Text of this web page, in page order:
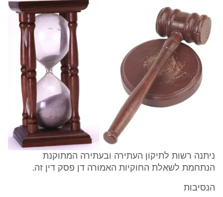
ניתנה רשות לתיקון העתירה ובעתירה המתוקנת
הנתחמת לשאלת החוקיות האמורה דן פסק דין זה.
הנסיבות